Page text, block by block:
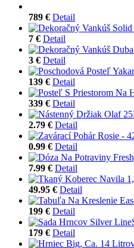
789 € Detail
7 € Detail
3 € Detail
139 € Detail
339 € Detail
2.79 € Detail
0.99 € Detail
7.99 € Detail
49.95 € Detail
199 € Detail
179 € Detail